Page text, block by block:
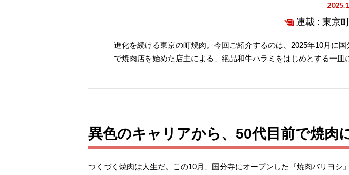
連載 : 東京
進化を続ける東京の町焼肉。今回ご紹介するのは、2025年10月に
で焼肉店を始めた店主による、絶品和牛ハラミをはじめとする一皿
異色のキャリアから、50代目前で焼肉
つくづく焼肉は人生だ。この10月、国分寺にオープンした『焼肉バリヨ